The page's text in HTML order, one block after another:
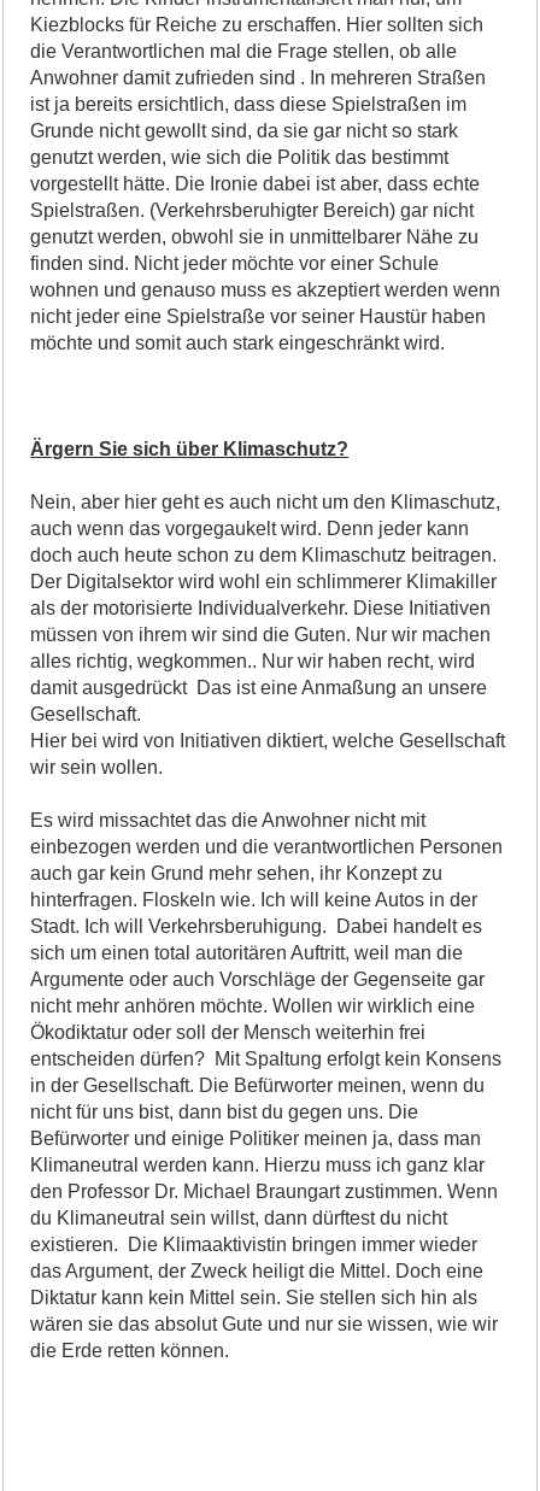
Kiezblocks für Reiche zu erschaffen. Hier sollten sich
die Verantwortlichen mal die Frage stellen, ob alle
Anwohner damit zufrieden sind . In mehreren Straßen
ist ja bereits ersichtlich, dass diese Spielstraßen im
Grunde nicht gewollt sind, da sie gar nicht so stark
genutzt werden, wie sich die Politik das bestimmt
vorgestellt hätte. Die Ironie dabei ist aber, dass echte
Spielstraßen. (Verkehrsberuhigter Bereich) gar nicht
genutzt werden, obwohl sie in unmittelbarer Nähe zu
finden sind. Nicht jeder möchte vor einer Schule
wohnen und genauso muss es akzeptiert werden wenn
nicht jeder eine Spielstraße vor seiner Haustür haben
möchte und somit auch stark eingeschränkt wird.
Ärgern Sie sich über Klimaschutz?
Nein, aber hier geht es auch nicht um den Klimaschutz,
auch wenn das vorgegaukelt wird. Denn jeder kann
doch auch heute schon zu dem Klimaschutz beitragen.
Der Digitalsektor wird wohl ein schlimmerer Klimakiller
als der motorisierte Individualverkehr. Diese Initiativen
müssen von ihrem wir sind die Guten. Nur wir machen
alles richtig, wegkommen.. Nur wir haben recht, wird
damit ausgedrückt Das ist eine Anmaßung an unsere
Gesellschaft.
Hier bei wird von Initiativen diktiert, welche Gesellschaft
wir sein wollen.
Es wird missachtet das die Anwohner nicht mit
einbezogen werden und die verantwortlichen Personen
auch gar kein Grund mehr sehen, ihr Konzept zu
hinterfragen. Floskeln wie. Ich will keine Autos in der
Stadt. Ich will Verkehrsberuhigung. Dabei handelt es
sich um einen total autoritären Auftritt, weil man die
Argumente oder auch Vorschläge der Gegenseite gar
nicht mehr anhören möchte. Wollen wir wirklich eine
Ökodiktatur oder soll der Mensch weiterhin frei
entscheiden dürfen? Mit Spaltung erfolgt kein Konsens
in der Gesellschaft. Die Befürworter meinen, wenn du
nicht für uns bist, dann bist du gegen uns. Die
Befürworter und einige Politiker meinen ja, dass man
Klimaneutral werden kann. Hierzu muss ich ganz klar
den Professor Dr. Michael Braungart zustimmen. Wenn
du Klimaneutral sein willst, dann dürftest du nicht
existieren. Die Klimaaktivistin bringen immer wieder
das Argument, der Zweck heiligt die Mittel. Doch eine
Diktatur kann kein Mittel sein. Sie stellen sich hin als
wären sie das absolut Gute und nur sie wissen, wie wir
die Erde retten können.